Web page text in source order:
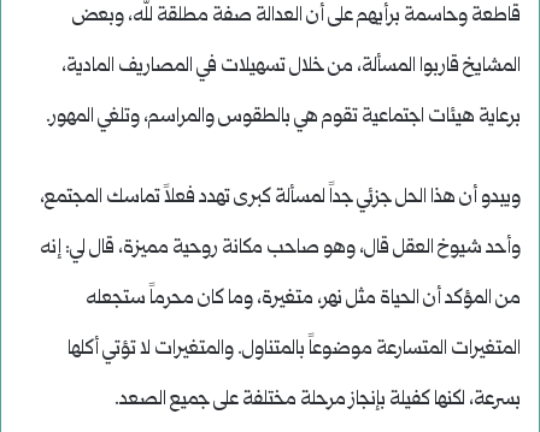
قاطعة وحاسمة برأيهم على أن العدالة صفة مطلقة لله، وبعض
المشايخ قاربوا المسألة، من خلال تسهيلات في المصاريف المادية،
برعاية هيئات اجتماعية تقوم هي بالطقوس والمراسم، وتلغي المهور.
ويبدو أن هذا الحل جزئي جداً لمسألة كبرى تهدد فعلاً تماسك المجتمع،
وأحد شيوخ العقل قال، وهو صاحب مكانة روحية مميزة، قال لي: إنه
من المؤكد أن الحياة مثل نهر، متغيرة، وما كان محرماً ستجعله
المتغيرات المتسارعة موضوعاً بالمتناول. والمتغيرات لا تؤتي أكلها
بسرعة، لكنها كفيلة بإنجاز مرحلة مختلفة على جميع الصعد.